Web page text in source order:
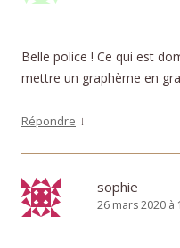
Belle police ! Ce qui est
mettre un graphème en
Répondre ↓
sophie
26 mars 2020 à